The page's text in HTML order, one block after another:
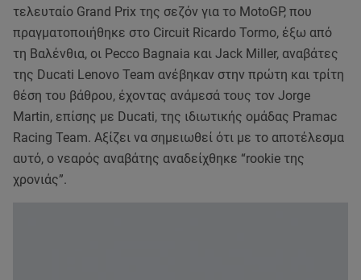
τελευταίο Grand Prix της σεζόν για το MotoGP, που
πραγματοποιήθηκε στο Circuit Ricardo Tormo, έξω από
τη Βαλένθια, οι Pecco Bagnaia και Jack Miller, αναβάτες
της Ducati Lenovo Team ανέβηκαν στην πρώτη και τρίτη
θέση του βάθρου, έχοντας ανάμεσά τους τον Jorge
Martin, επίσης με Ducati, της ιδιωτικής ομάδας Pramac
Racing Team. Αξίζει να σημειωθεί ότι με το αποτέλεσμα
αυτό, ο νεαρός αναβάτης αναδείχθηκε “rookie της
χρονιάς”.